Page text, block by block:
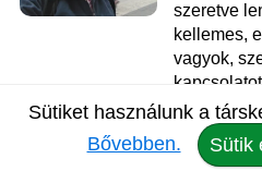
szeretve
kellemes,
vagyok,
Jól érzem
Sütiket használunk a
Bővebben.
Sütik